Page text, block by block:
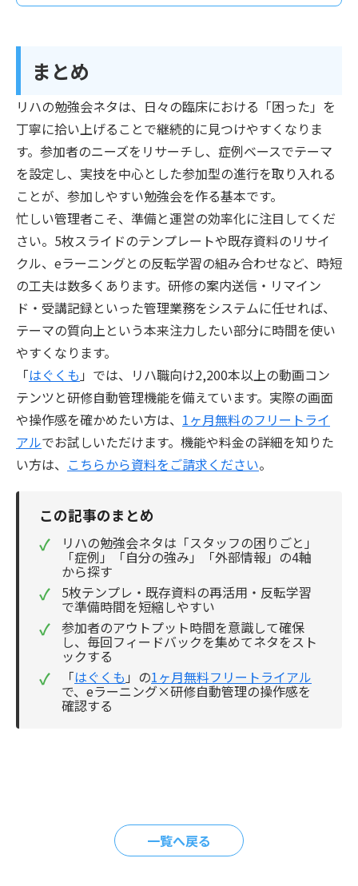
まとめ
リハの勉強会ネタは、日々の臨床における「困った」を
丁寧に拾い上げることで継続的に見つけやすくなりま
す。参加者のニーズをリサーチし、症例ベースでテーマ
を設定し、実技を中心とした参加型の進行を取り入れる
ことが、参加しやすい勉強会を作る基本です。
忙しい管理者こそ、準備と運営の効率化に注目してくだ
さい。5枚スライドのテンプレートや既存資料のリサイ
クル、eラーニングとの反転学習の組み合わせなど、時短
の工夫は数多くあります。研修の案内送信・リマイン
ド・受講記録といった管理業務をシステムに任せれば、
テーマの質向上という本来注力したい部分に時間を使い
やすくなります。
「はぐくも 」では、リハ職向け2,200本以上の動画コン
テンツと研修自動管理機能を備えています。実際の画面
や操作感を確かめたい方は、 1ヶ月無料のフリートライ
アルでお試しいただけます。機能や料金の詳細を知りた
い方は、 こちらから資料をご請求ください。
この記事のまとめ
✓ リハの勉強会ネタは「スタッフの困りごと」
「症例」「自分の強み」「外部情報」の4軸
から探す
✓ 5枚テンプレ・既存資料の再活用・反転学習
で準備時間を短縮しやすい
✓ 参加者のアウトプット時間を意識して確保
し、毎回フィードバックを集めてネタをスト
ックする
✓ 「はぐくも 」の1ヶ月無料フリートライアル
で、eラーニング×研修自動管理の操作感を
確認する
一覧へ戻る